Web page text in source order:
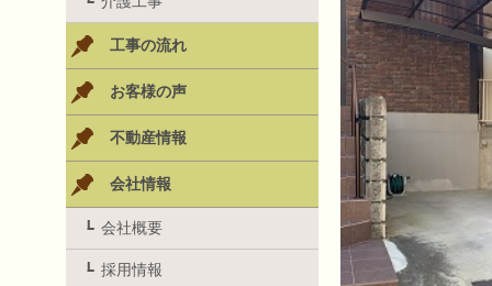
工事の流れ
お客様の声
不動産情報
会社情報
会社概要
採用情報